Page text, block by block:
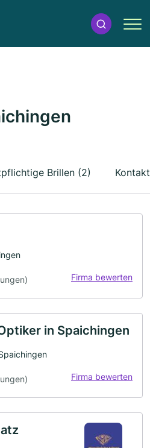
Brillen (2)
Firma bewerten
in Spaichingen
Firma bewerten